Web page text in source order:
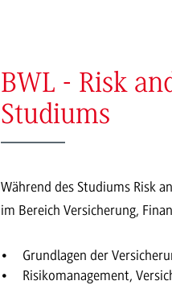
BWL - Risk
Studiums
Während des Studiums Risk
im Bereich Versicherung,
Grundlagen der
Risikomanagement,